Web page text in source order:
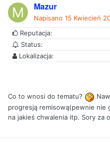
Mazur
Napisano 15 Kwiecień
Reputacja:
Status:
Lokalizacja:
Co to wnosi do tematu?
progresją remisową(pewnie nie
na jakieś chwalenia itp. Sory za